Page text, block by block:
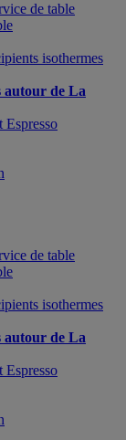
de table
isothermes
autour de La
Espresso
de table
isothermes
autour de La
Espresso